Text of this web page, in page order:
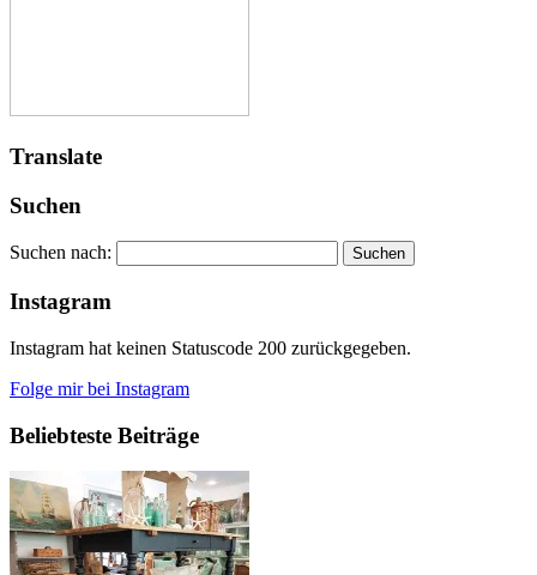
Translate
Suchen
Suchen nach:
Instagram
Instagram hat keinen Statuscode 200 zurückgegeben.
Folge mir bei Instagram
Beliebteste Beiträge